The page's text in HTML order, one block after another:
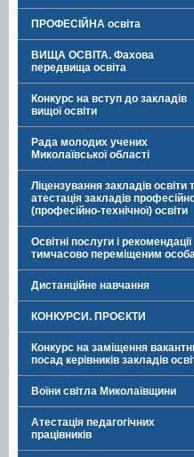
ПРОФЕСІЙНА освіта
ВИЩА ОСВІТА. Фахова
передвища освіта
Конкурс на вступ до закладів
вищої освіти
Рада молодих учених
Миколаївської області
Ліцензування закладів освіти
атестація закладів
(професійно-технічної) освіти
Освітні послуги і рекомендації
тимчасово переміщеним
Дистанційне навчання
КОНКУРСИ. ПРОЄКТИ
Конкурс на заміщення
посад керівників закладів
Воїни світла Миколаївщини
Атестація педагогічних
працівників